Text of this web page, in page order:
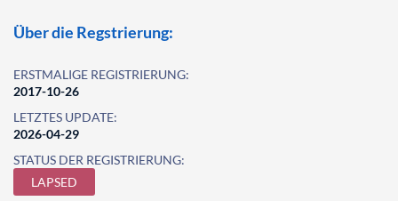
Über die Regstrierung:
ERSTMALIGE REGISTRIERUNG:
2017-10-26
LETZTES UPDATE:
2026-04-29
STATUS DER REGISTRIERUNG:
LAPSED